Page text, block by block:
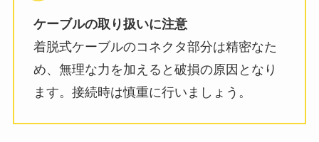
ケーブルの取り扱いに注意
着脱式ケーブルのコネクタ部分は精密なた
め、無理な力を加えると破損の原因となり
ます。接続時は慎重に行いましょう。